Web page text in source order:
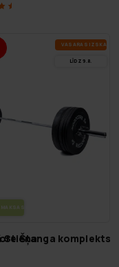
Stieņa
VA­SA­RAS IZ­SKA­ŅA
LĪDZ 9.8.
PIE­GĀ­DE
Štanga komplekts